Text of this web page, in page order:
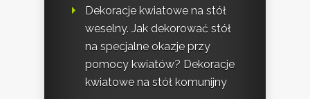
Dekoracje kwiatowe na stół
weselny. Jak dekorować stół
na specjalne okazje przy
pomocy kwiatów? Dekoracje
kwiatowe na stół komunijny